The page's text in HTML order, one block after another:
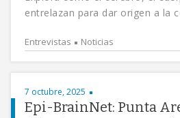
entrelazan para dar origen a la
Entrevistas Noticias
7 octubre, 2025
Epi-BrainNet: Punta